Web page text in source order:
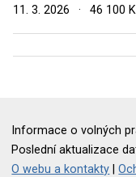
11. 3. 2026
· 46 100
Informace o volných
Poslední aktualizace
O webu a kontakty |